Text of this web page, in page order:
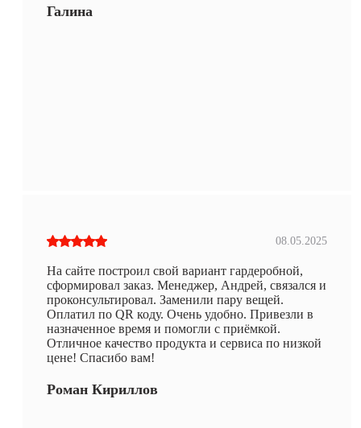
Галина
08.05.2025
На сайте построил свой вариант гардеробной,
сформировал заказ. Менеджер, Андрей, связался и
проконсультировал. Заменили пару вещей.
Оплатил по QR коду. Очень удобно. Привезли в
назначенное время и помогли с приёмкой.
Отличное качество продукта и сервиса по низкой
цене! Спасибо вам!
Роман Кириллов